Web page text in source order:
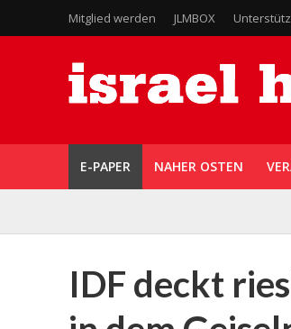
Mitglied werden JLMBOX
E-PAPER NAHER OSTEN
IDF deckt